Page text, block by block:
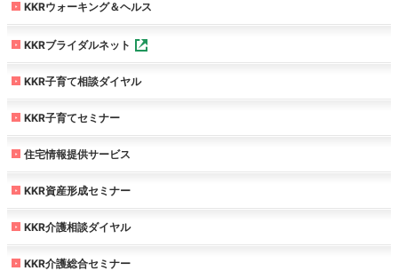
KKRウォーキング＆ヘルス
KKRブライダルネット
KKR子育て相談ダイヤル
KKR子育てセミナー
住宅情報提供サービス
KKR資産形成セミナー
KKR介護相談ダイヤル
KKR介護総合セミナー